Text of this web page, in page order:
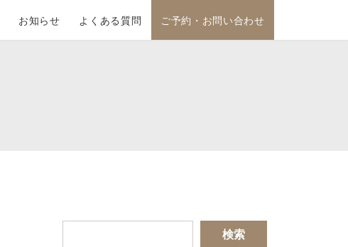
お知らせ よくある質問 ご予約・お問い合わせ
検索